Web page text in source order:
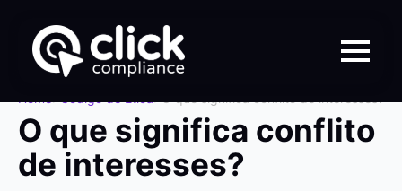
O que significa conflito
de interesses?